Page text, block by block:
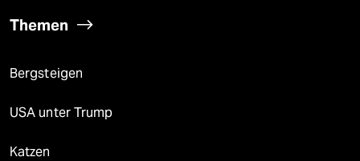
Themen
Bergsteigen
USA unter Trump
Katzen